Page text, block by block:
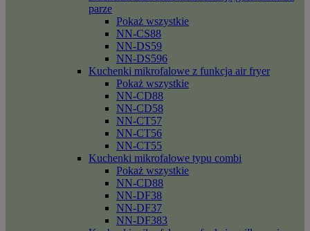
parze
Pokaż wszystkie
NN-CS88
NN-DS59
NN-DS596
Kuchenki mikrofalowe z funkcja air fryer
Pokaż wszystkie
NN-CD88
NN-CD58
NN-CT57
NN-CT56
NN-CT55
Kuchenki mikrofalowe typu combi
Pokaż wszystkie
NN-CD88
NN-DF38
NN-DF37
NN-DF383